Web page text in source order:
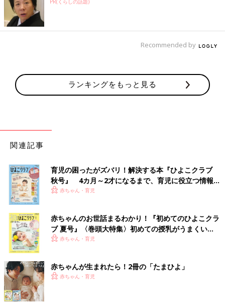
PR(くらしの話題)
Recommended by
ランキングをもっと見る
関連記事
育児の困ったがズバリ！解決する本『ひよこクラブ
秋号』 4カ月～2才になるまで、育児に役立つ情報が
いっぱい！
赤ちゃん・育児
赤ちゃんのお世話まるわかり！『初めてのひよこクラ
ブ 夏号』〈巻頭大特集〉初めての授乳がうまくい
く！ おっぱい・ミルクの基本と夏のトラブル 解決テ
赤ちゃん・育児
赤ちゃんが生まれたら！2冊の「たまひよ」
赤ちゃん・育児